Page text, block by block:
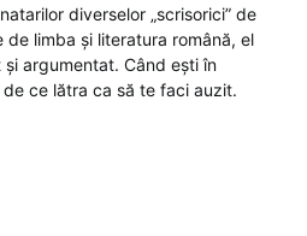
diverselor „scrisorici” de
limba și literatura română, el
argumentat. Când ești în
ce lătra ca să te faci auzit.